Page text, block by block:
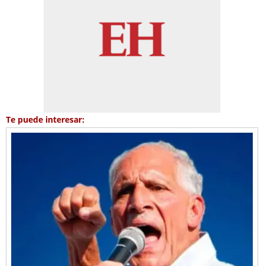
Te puede interesar: